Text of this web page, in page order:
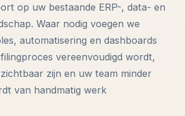
op uw bestaande ERP-, data- en
Waar nodig voegen we
automatisering en dashboards
vereenvoudigd wordt,
zijn en uw team minder
van handmatig werk